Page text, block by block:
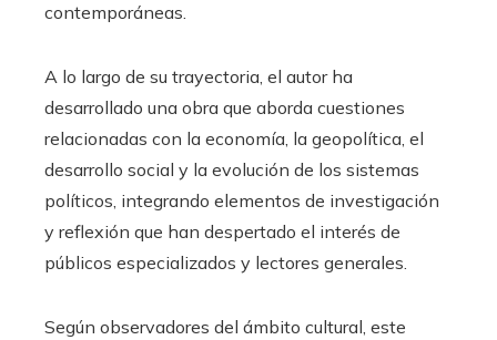
contemporáneas.
A lo largo de su trayectoria, el autor ha
desarrollado una obra que aborda cuestiones
relacionadas con la economía, la geopolítica, el
desarrollo social y la evolución de los sistemas
políticos, integrando elementos de investigación
y reflexión que han despertado el interés de
públicos especializados y lectores generales.
Según observadores del ámbito cultural, este